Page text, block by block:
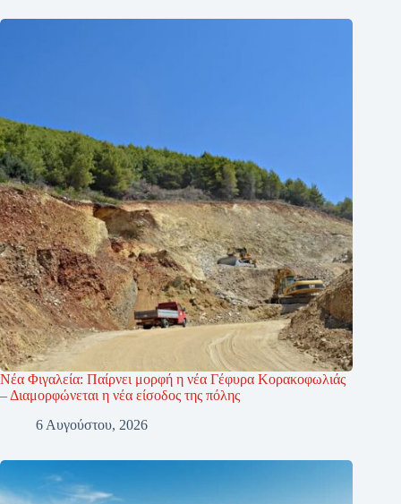
Νέα Φιγαλεία: Παίρνει μορφή η νέα Γέφυρα Κορακοφωλιάς
– Διαμορφώνεται η νέα είσοδος της πόλης
6 Αυγούστου, 2026